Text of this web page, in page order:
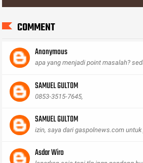
COMMENT
Anonymous
apa yang menjadi point masalah?
SAMUEL GULTOM
0853-3515-7645,
SAMUEL GULTOM
izin, saya dari gaspolnews.com untuk
Asdar Wiro